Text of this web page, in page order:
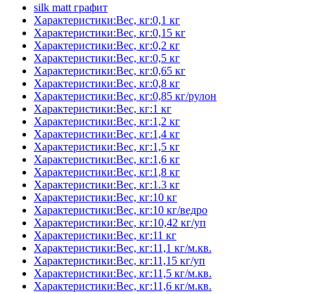
silk matt графит
Характеристики:Вес, кг:0,1 кг
Характеристики:Вес, кг:0,15 кг
Характеристики:Вес, кг:0,2 кг
Характеристики:Вес, кг:0,5 кг
Характеристики:Вес, кг:0,65 кг
Характеристики:Вес, кг:0,8 кг
Характеристики:Вес, кг:0,85 кг/рулон
Характеристики:Вес, кг:1 кг
Характеристики:Вес, кг:1,2 кг
Характеристики:Вес, кг:1,4 кг
Характеристики:Вес, кг:1,5 кг
Характеристики:Вес, кг:1,6 кг
Характеристики:Вес, кг:1,8 кг
Характеристики:Вес, кг:1.3 кг
Характеристики:Вес, кг:10 кг
Характеристики:Вес, кг:10 кг/ведро
Характеристики:Вес, кг:10,42 кг/уп
Характеристики:Вес, кг:11 кг
Характеристики:Вес, кг:11,1 кг/м.кв.
Характеристики:Вес, кг:11,15 кг/уп
Характеристики:Вес, кг:11,5 кг/м.кв.
Характеристики:Вес, кг:11,6 кг/м.кв.